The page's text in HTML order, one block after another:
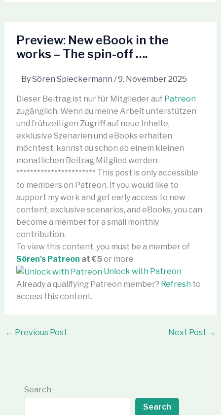
Preview: New eBook in the
works – The spin-off ….
BySören Spieckermann /9. November 2025
Dieser Beitrag ist nur für Mitglieder auf Patreon
zugänglich. Wenn du meine Arbeit unterstützen
und frühzeitigen Zugriff auf neue Inhalte,
exklusive Szenarien und eBooks erhalten
möchtest, kannst du schon ab einem kleinen
monatlichen Beitrag Mitglied werden.
*********************** This post is only accessible
to members on Patreon. If you would like to
support my work and get early access to new
content, exclusive scenarios, and eBooks, you can
become a member for a small monthly
contribution.
To view this content, you must be a member of
Sören's Patreon at €5or more
Unlock with Patreon
Already a qualifying Patreon member? Refresh to
access this content.
← Previous Post Next Post →
Search
Search